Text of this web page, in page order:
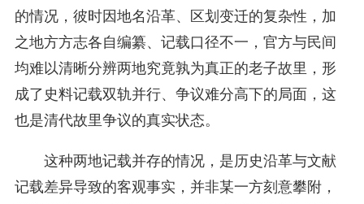
的情况，彼时因地名沿革、区划变迁的复杂性，加
之地方方志各自编纂、记载口径不一，官方与民间
均难以清晰分辨两地究竟孰为真正的老子故里，形
成了史料记载双轨并行、争议难分高下的局面，这
也是清代故里争议的真实状态。
这种两地记载并存的情况，是历史沿革与文献
记载差异导致的客观事实，并非某一方刻意攀附，